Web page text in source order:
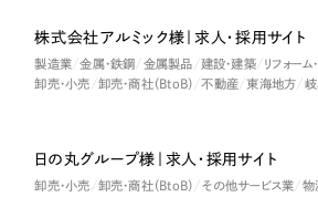
株式会社アルミック様｜求人・採用サイト
製造業 金属・鉄鋼 金属製品 建設・建築
リフォーム
卸売・小売
卸売・商社（BtoB） 不動産 東海地方
日の丸グループ様｜求人・採用サイト
卸売・小売 卸売・商社（BtoB） その他サービス業 物